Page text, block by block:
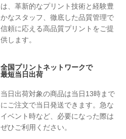
は、革新的なプリント技術と経験豊
かなスタッフ、徹底した品質管理で
信頼に応える高品質プリントをご提
供します。
全国プリントネットワークで
最短当日出荷
当日出荷対象の商品は当日13時まで
にご注文で当日発送できます。急な
イベント時など、必要になった際は
ぜひご利用ください。